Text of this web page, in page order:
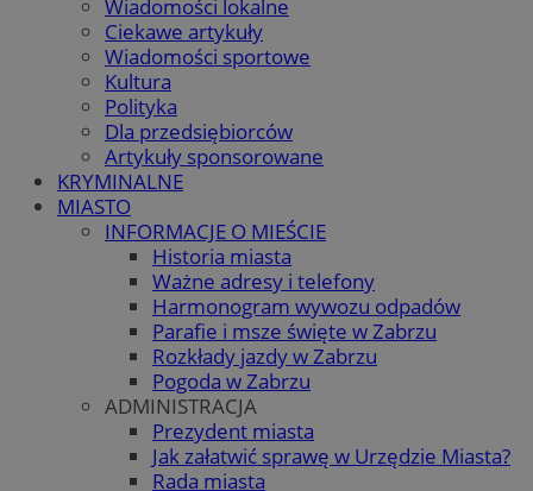
Wiadomości lokalne
Ciekawe artykuły
Wiadomości sportowe
Kultura
Polityka
Dla przedsiębiorców
Artykuły sponsorowane
KRYMINALNE
MIASTO
INFORMACJE O MIEŚCIE
Historia miasta
Ważne adresy i telefony
Harmonogram wywozu odpadów
Parafie i msze święte w Zabrzu
Rozkłady jazdy w Zabrzu
Pogoda w Zabrzu
ADMINISTRACJA
Prezydent miasta
Jak załatwić sprawę w Urzędzie Miasta?
Rada miasta